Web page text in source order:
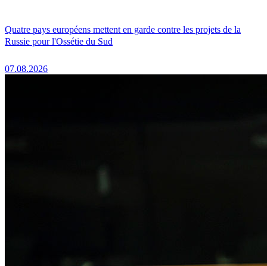
Quatre pays européens mettent en garde contre les projets de la
Russie pour l'Ossétie du Sud
07.08.2026